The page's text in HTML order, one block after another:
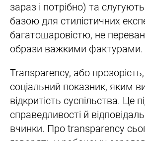
зараз і потрібно) та
базою для стилістичних
багатошаровістю, не
образи важкими фактурами.
Transparency, або
соціальний показник, яким
відкритість суспільства. Це
справедливості й
вчинки. Про transparency